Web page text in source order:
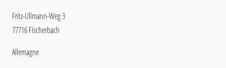
Fritz-Ullmann-Weg 3
77716 Fischerbach
Allemagne